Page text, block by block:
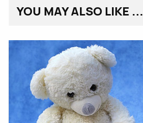
YOU MAY ALSO LIKE ...